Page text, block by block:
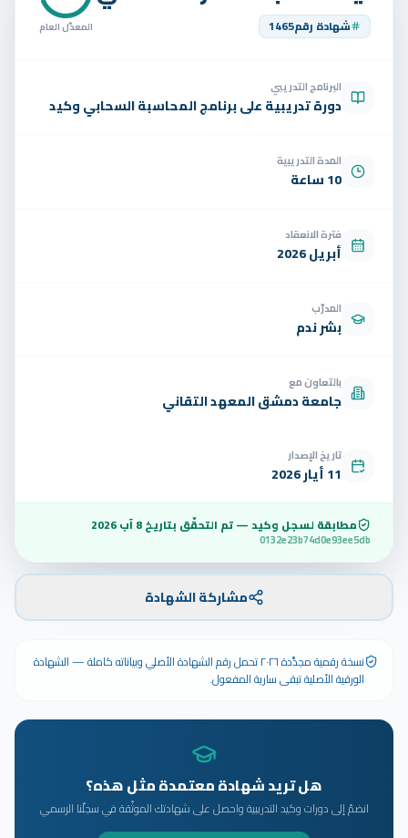
الوظائف
شهادة رقم1465 المعدّل العام
البرنامج التدريبي
دورة تدريبية على برنامج المحاسبة السحابي وكيد
المدة التدريبية
10 ساعة
فترة الانعقاد
أبريل 2026
المدرّب
بشر ندم
بالتعاون مع
جامعة دمشق المعهد التقاني
تاريخ الإصدار
11 أيار 2026
مطابقة لسجل وكيد — تم التحقّق بتاريخ8 آب 2026
0132e23b74d0e93ee5db
مشاركة الشهادة
نسخة رقمية مجدَّدة ٢٠٢٦ تحمل رقم الشهادة الأصلي وبياناته كاملة — الشهادة
الورقية الأصلية تبقى سارية المفعول.
هل تريد شهادة معتمدة مثل هذه؟
انضمّ إلى دورات وكيد التدريبية واحصل على شهادتك الموثّقة في سجلّنا الرسمي